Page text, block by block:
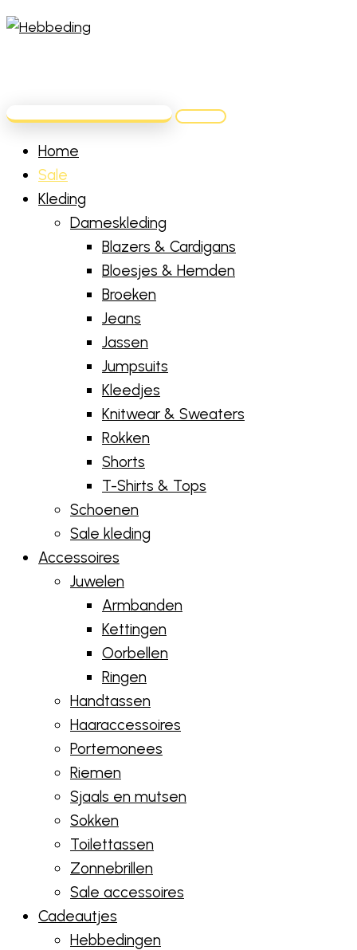
Home
Sale
Kleding
Dameskleding
Blazers & Cardigans
Bloesjes & Hemden
Broeken
Jeans
Jassen
Jumpsuits
Kleedjes
Knitwear & Sweaters
Rokken
Shorts
T-Shirts & Tops
Schoenen
Sale kleding
Accessoires
Juwelen
Armbanden
Kettingen
Oorbellen
Ringen
Handtassen
Haaraccessoires
Portemonees
Riemen
Sjaals en mutsen
Sokken
Toilettassen
Zonnebrillen
Sale accessoires
Cadeautjes
Hebbedingen